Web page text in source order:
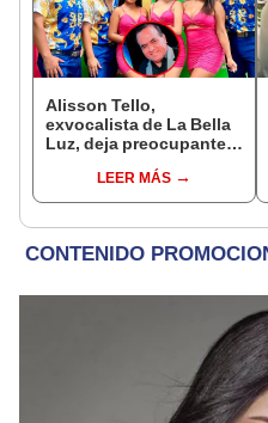
Alisson Tello,
exvocalista de La Bella
Luz, deja preocupante
de Naldy Saldaña:
“Hablo desde mi propia
LEER MÁS